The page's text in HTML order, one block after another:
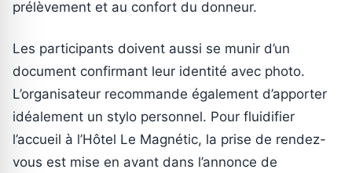
prélèvement et au confort du donneur.
Les participants doivent aussi se munir d’un
document confirmant leur identité avec photo.
L’organisateur recommande également d’apporter
idéalement un stylo personnel. Pour fluidifier
l’accueil à l’Hôtel Le Magnétic, la prise de rendez-
vous est mise en avant dans l’annonce de